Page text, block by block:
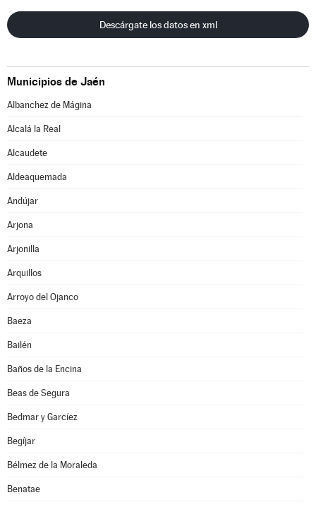
Descárgate los datos en xml
Municipios de Jaén
Albanchez de Mágina
Alcalá la Real
Alcaudete
Aldeaquemada
Andújar
Arjona
Arjonilla
Arquillos
Arroyo del Ojanco
Baeza
Bailén
Baños de la Encina
Beas de Segura
Bedmar y Garcíez
Begíjar
Bélmez de la Moraleda
Benatae